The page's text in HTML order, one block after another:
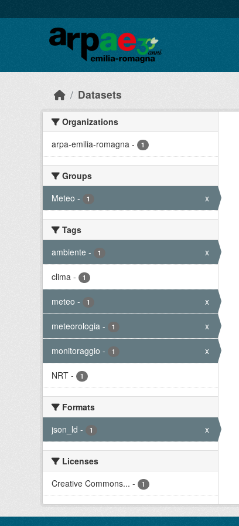
Datasets
Organizations
arpa-emilia-romagna - 1
Groups
Meteo - 1 x
Tags
ambiente - 1 x
clima - 1
meteo - 1 x
meteorologia - 1 x
monitoraggio - 1 x
NRT - 1
Formats
json_ld - 1 x
Licenses
Creative Commons... - 1